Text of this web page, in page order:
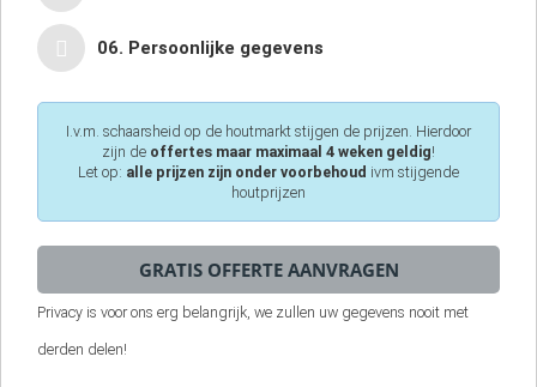
06. Persoonlijke gegevens
I.v.m. schaarsheid op de houtmarkt stijgen de prijzen. Hierdoor
zijn de offertes maar maximaal 4 weken geldig!
Let op: alle prijzen zijn onder voorbehoud ivm stijgende
houtprijzen
Privacy is voor ons erg belangrijk, we zullen uw gegevens nooit met
derden delen!